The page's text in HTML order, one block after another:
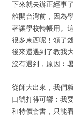
下來就去辦正經事
離開台灣前，因為
著讓學校轉帳用。
很多東西呢﹗領了
後來還遇到了教我
沒有遇到，原因︰
從師大出來，我們
口號打得可響︰我
和特價套書，只能